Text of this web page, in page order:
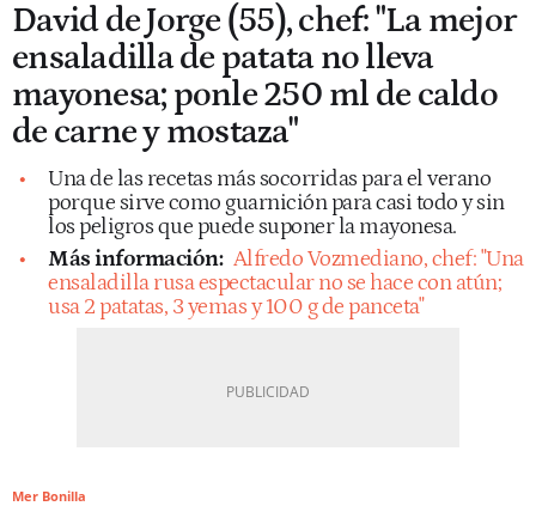
David de Jorge (55), chef: "La mejor
ensaladilla de patata no lleva
mayonesa; ponle 250 ml de caldo
de carne y mostaza"
Una de las recetas más socorridas para el verano
porque sirve como guarnición para casi todo y sin
los peligros que puede suponer la mayonesa.
Más información: Alfredo Vozmediano, chef: "Una
ensaladilla rusa espectacular no se hace con atún;
usa 2 patatas, 3 yemas y 100 g de panceta"
Mer Bonilla